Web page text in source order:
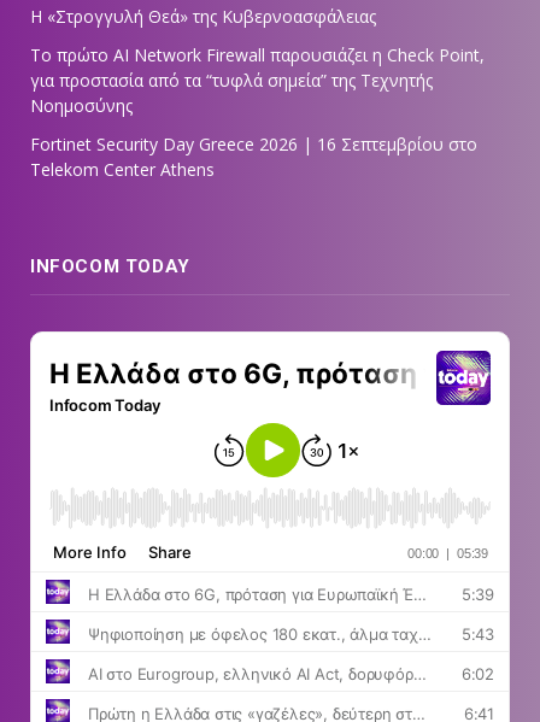
Η «Στρογγυλή Θεά» της Κυβερνοασφάλειας
Tο πρώτο AI Network Firewall παρουσιάζει η Check Point,
για προστασία από τα “τυφλά σημεία” της Τεχνητής
Νοημοσύνης
Fortinet Security Day Greece 2026 | 16 Σεπτεμβρίου στο
Telekom Center Athens
INFOCOM TODAY